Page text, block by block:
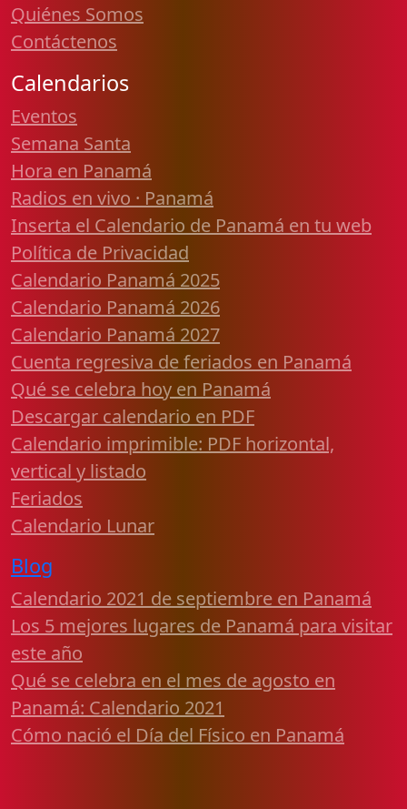
Quiénes Somos
Contáctenos
Calendarios
Eventos
Semana Santa
Hora en Panamá
Radios en vivo · Panamá
Inserta el Calendario de Panamá en tu web
Política de Privacidad
Calendario Panamá 2025
Calendario Panamá 2026
Calendario Panamá 2027
Cuenta regresiva de feriados en Panamá
Qué se celebra hoy en Panamá
Descargar calendario en PDF
Calendario imprimible: PDF horizontal,
vertical y listado
Feriados
Calendario Lunar
Blog
Calendario 2021 de septiembre en Panamá
Los 5 mejores lugares de Panamá para visitar
este año
Qué se celebra en el mes de agosto en
Panamá: Calendario 2021
Cómo nació el Día del Físico en Panamá